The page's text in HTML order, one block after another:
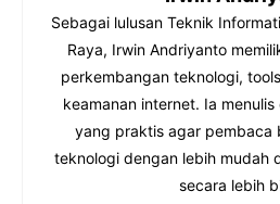
t
e
r
e
t
s
A
p
p
k
e
d
I
n
r
e
Sebagai lulusan Teknik
Raya, Irwin Andriyanto
perkembangan teknologi,
keamanan internet. Ia
yang praktis agar pembaca
teknologi dengan lebih mudah
secara lebih